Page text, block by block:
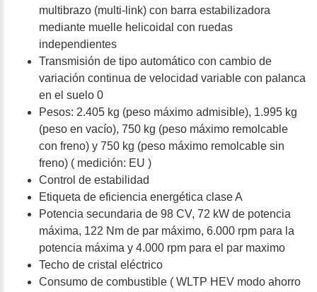
multibrazo (multi-link) con barra estabilizadora
mediante muelle helicoidal con ruedas
independientes
Transmisión de tipo automático con cambio de
variación continua de velocidad variable con palanca
en el suelo 0
Pesos: 2.405 kg (peso máximo admisible), 1.995 kg
(peso en vacío), 750 kg (peso máximo remolcable
con freno) y 750 kg (peso máximo remolcable sin
freno) ( medición: EU )
Control de estabilidad
Etiqueta de eficiencia energética clase A
Potencia secundaria de 98 CV, 72 kW de potencia
máxima, 122 Nm de par máximo, 6.000 rpm para la
potencia máxima y 4.000 rpm para el par maximo
Techo de cristal eléctrico
Consumo de combustible ( WLTP HEV modo ahorro